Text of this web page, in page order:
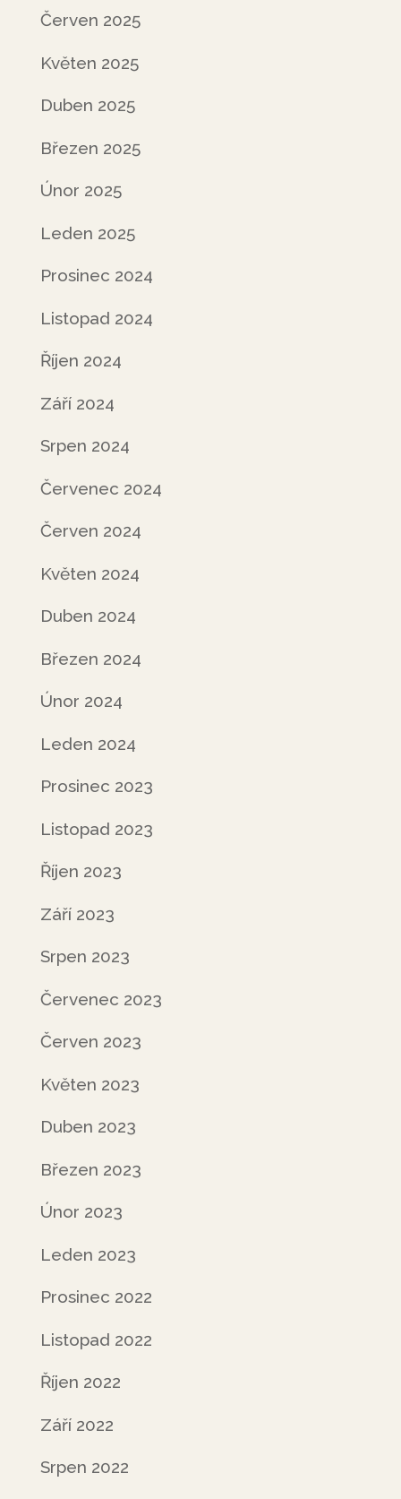
Červen 2025
Květen 2025
Duben 2025
Březen 2025
Únor 2025
Leden 2025
Prosinec 2024
Listopad 2024
Říjen 2024
Září 2024
Srpen 2024
Červenec 2024
Červen 2024
Květen 2024
Duben 2024
Březen 2024
Únor 2024
Leden 2024
Prosinec 2023
Listopad 2023
Říjen 2023
Září 2023
Srpen 2023
Červenec 2023
Červen 2023
Květen 2023
Duben 2023
Březen 2023
Únor 2023
Leden 2023
Prosinec 2022
Listopad 2022
Říjen 2022
Září 2022
Srpen 2022